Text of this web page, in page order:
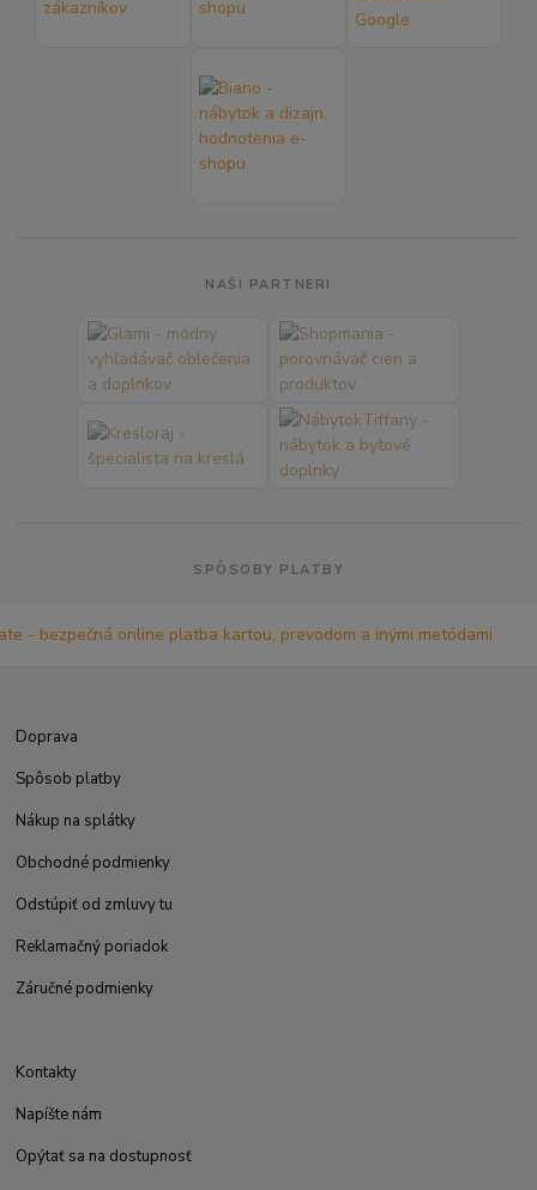
NAŠI PARTNERI
SPÔSOBY PLATBY
Doprava
Spôsob platby
Nákup na splátky
Obchodné podmienky
Odstúpiť od zmluvy tu
Reklamačný poriadok
Záručné podmienky
Kontakty
Napíšte nám
Opýtať sa na dostupnosť